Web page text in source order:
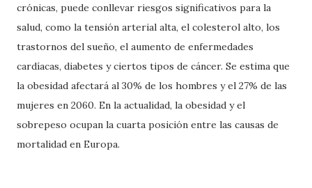
crónicas, puede conllevar riesgos significativos para la
salud, como la tensión arterial alta, el colesterol alto, los
trastornos del sueño, el aumento de enfermedades
cardíacas, diabetes y ciertos tipos de cáncer. Se estima que
la obesidad afectará al 30% de los hombres y el 27% de las
mujeres en 2060. En la actualidad, la obesidad y el
sobrepeso ocupan la cuarta posición entre las causas de
mortalidad en Europa.